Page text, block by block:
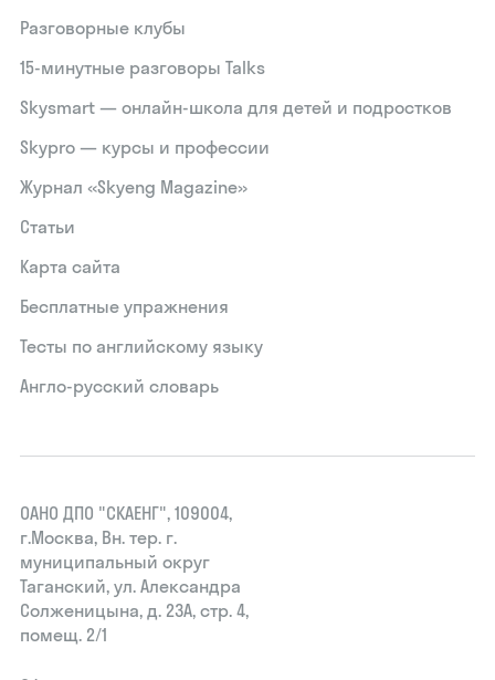
Разговорные клубы
15‑минутные разговоры Talks
Skysmart — онлайн-школа для детей и подростков
Skypro — курсы и профессии
Журнал «Skyeng Magazine»
Статьи
Карта сайта
Бесплатные упражнения
Тесты по английскому языку
Англо-русский словарь
ОАНО ДПО "СКАЕНГ", 109004,
г.Москва, Вн. тер. г.
муниципальный округ
Таганский, ул. Александра
Солженицына, д. 23А, стр. 4,
помещ. 2/1